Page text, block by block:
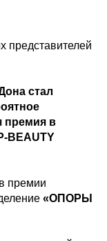
представителей
стал
премия в
BEAUTY
премии
«ОПОРЫ